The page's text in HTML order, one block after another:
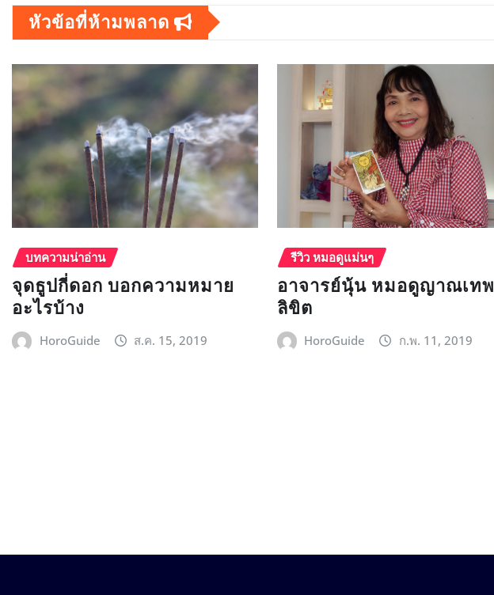
หัวข้อที่ห้ามพลาด
บทความน่าอ่าน
จุดธูปกี่ดอก บอกความหมาย
อะไรบ้าง
HoroGuide ส.ค. 15, 2019
รีวิว หมอดูแม่นๆ
อาจารย์นุ้น หมอดูญาณเทพ
ลิขิต
HoroGuide ก.พ. 11, 2019